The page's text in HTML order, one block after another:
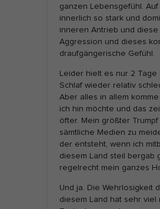
ganzen Lebensgefühl.
innerlich so stark und
inneren Antrieb und
Aggression und dieses
draufgängerische Gefühl.
Leider hielt es nur 2 Tage
Schlaf wieder relativ
Aber alles in allem
ich hin möchte und das
öfter. Mein größter
sämtliche Medien zu
der entsteht, wenn ich
diesem Land steil bergab
regelrecht mein ganzes
Und ja. Die Wehrlosigkeit
diesem Land hat sehr viel